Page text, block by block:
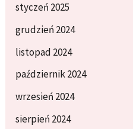
styczeń 2025
grudzień 2024
listopad 2024
październik 2024
wrzesień 2024
sierpień 2024